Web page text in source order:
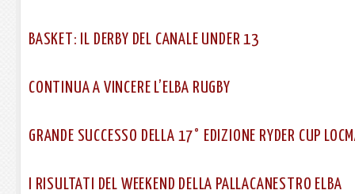
BASKET: IL DERBY DEL CANALE UNDER 13
CONTINUA A VINCERE L’ELBA RUGBY
GRANDE SUCCESSO DELLA 17° EDIZIONE RYDER CUP
I RISULTATI DEL WEEKEND DELLA PALLACANESTRO ELBA